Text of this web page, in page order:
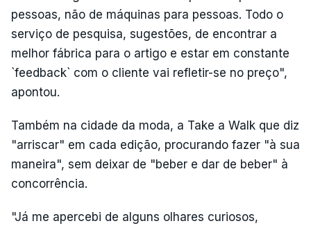
pessoas, não de máquinas para pessoas. Todo o
serviço de pesquisa, sugestões, de encontrar a
melhor fábrica para o artigo e estar em constante
`feedback` com o cliente vai refletir-se no preço",
apontou.
Também na cidade da moda, a Take a Walk que diz
"arriscar" em cada edição, procurando fazer "à sua
maneira", sem deixar de "beber e dar de beber" à
concorrência.
"Já me apercebi de alguns olhares curiosos,